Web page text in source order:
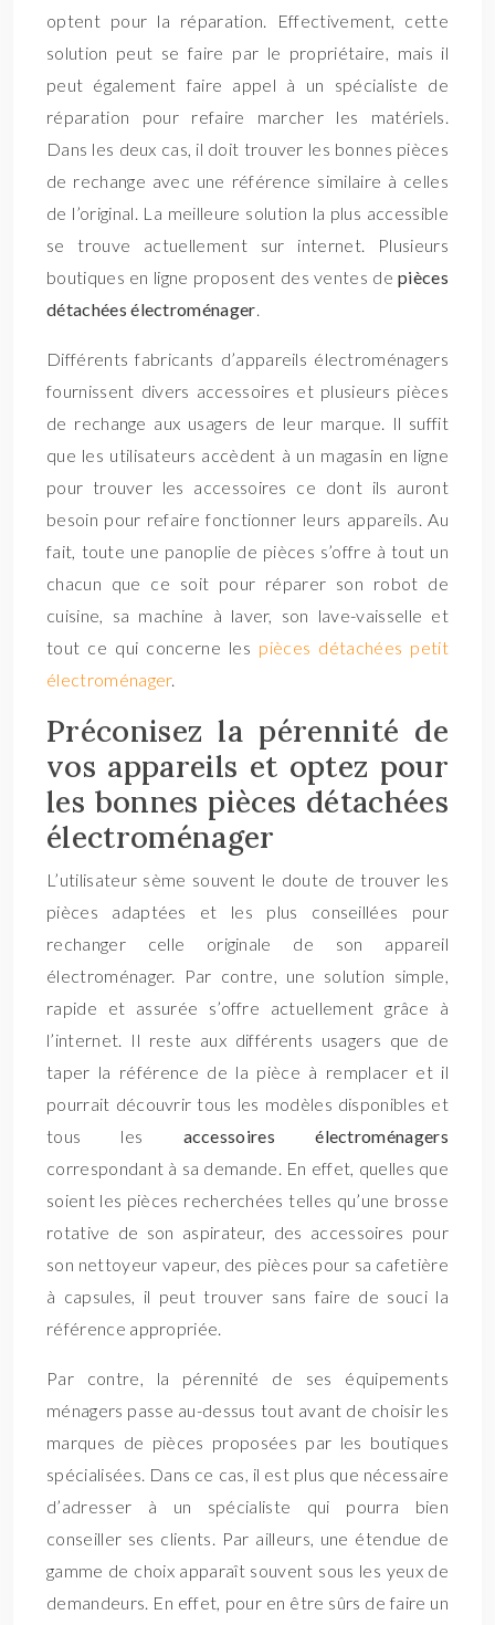
optent pour la réparation. Effectivement, cette
solution peut se faire par le propriétaire, mais il
peut également faire appel à un spécialiste de
réparation pour refaire marcher les matériels.
Dans les deux cas, il doit trouver les bonnes pièces
de rechange avec une référence similaire à celles
de l’original. La meilleure solution la plus accessible
se trouve actuellement sur internet. Plusieurs
boutiques en ligne proposent des ventes de pièces
détachées électroménager.
Différents fabricants d’appareils électroménagers
fournissent divers accessoires et plusieurs pièces
de rechange aux usagers de leur marque. Il suffit
que les utilisateurs accèdent à un magasin en ligne
pour trouver les accessoires ce dont ils auront
besoin pour refaire fonctionner leurs appareils. Au
fait, toute une panoplie de pièces s’offre à tout un
chacun que ce soit pour réparer son robot de
cuisine, sa machine à laver, son lave-vaisselle et
tout ce qui concerne les pièces détachées petit
électroménager.
Préconisez la pérennité de
vos appareils et optez pour
les bonnes pièces détachées
électroménager
L’utilisateur sème souvent le doute de trouver les
pièces adaptées et les plus conseillées pour
rechanger celle originale de son appareil
électroménager. Par contre, une solution simple,
rapide et assurée s’offre actuellement grâce à
l’internet. Il reste aux différents usagers que de
taper la référence de la pièce à remplacer et il
pourrait découvrir tous les modèles disponibles et
tous les accessoires électroménagers
correspondant à sa demande. En effet, quelles que
soient les pièces recherchées telles qu’une brosse
rotative de son aspirateur, des accessoires pour
son nettoyeur vapeur, des pièces pour sa cafetière
à capsules, il peut trouver sans faire de souci la
référence appropriée.
Par contre, la pérennité de ses équipements
ménagers passe au-dessus tout avant de choisir les
marques de pièces proposées par les boutiques
spécialisées. Dans ce cas, il est plus que nécessaire
d’adresser à un spécialiste qui pourra bien
conseiller ses clients. Par ailleurs, une étendue de
gamme de choix apparaît souvent sous les yeux de
demandeurs. En effet, pour en être sûrs de faire un